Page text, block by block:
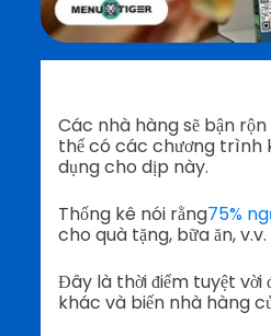
Các nhà hàng sẽ bận
thể có các chương trình
dụng cho dịp này.
Thống kê nói rằng75%
cho quà tặng, bữa ăn, v.v.
Đây là thời điểm tuyệt
khác và biến nhà hàng